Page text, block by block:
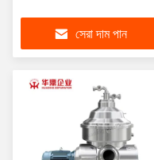
সেরা দাম পান